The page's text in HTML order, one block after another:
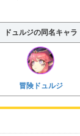
ドュルジの同名キャラ
冒険ドュルジ